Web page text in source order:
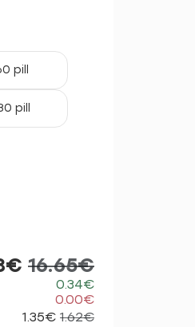
pill
pill
16.65€
0.34€
0.00€
1.35€ 1.62€